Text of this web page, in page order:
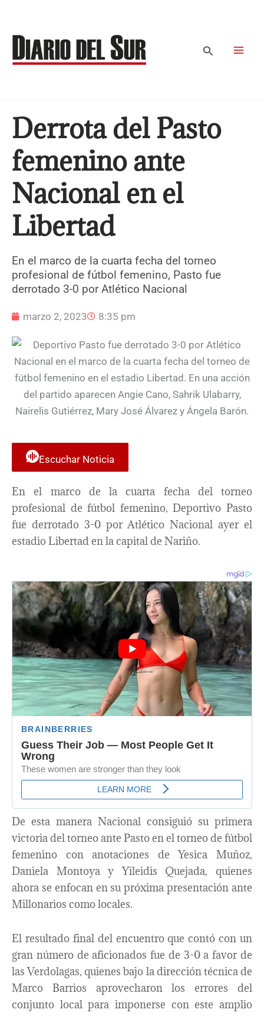
contenido
Buscar
Derrota del Pasto
femenino ante
Nacional en el
Libertad
En el marco de la cuarta fecha del torneo
profesional de fútbol femenino, Pasto fue
derrotado 3-0 por Atlético Nacional
marzo 2, 2023 8:35 pm
Escuchar Noticia
En el marco de la cuarta fecha del torneo
profesional de fútbol femenino, Deportivo Pasto
fue derrotado 3-0 por Atlético Nacional ayer el
estadio Libertad en la capital de Nariño.
De esta manera Nacional consiguió su primera
victoria del torneo ante Pasto en el torneo de fútbol
femenino con anotaciones de Yesica Muñoz,
Daniela Montoya y Yileidis Quejada, quienes
ahora se enfocan en su próxima presentación ante
Millonarios como locales.
El resultado final del encuentro que contó con un
gran número de aficionados fue de 3-0 a favor de
las Verdolagas, quienes bajo la dirección técnica de
Marco Barrios aprovecharon los errores del
conjunto local para imponerse con este amplio